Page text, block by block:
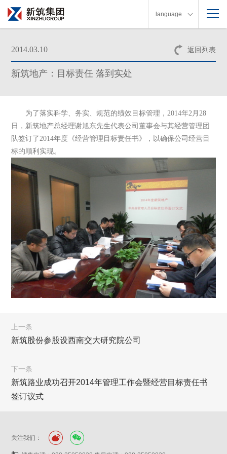
language
返回列表
2014.03.10
新筑地产：目标责任 落到实处
为了落实科学、务实、规范的绩效目标管理，2014年2月28
日，新筑地产总经理谢旭东先生代表公司董事会与其经营管理团
队签订了2014年度《经营管理目标责任书》，以确保公司经营目
标的顺利实现。
上一条
新筑股份参股设西南交大研究院公司
下一条
新筑路业成功召开2014年管理工作会暨经营目标责任书
签订议式
关注我们：